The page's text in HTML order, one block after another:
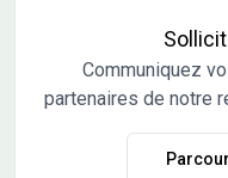
lumière tout au long de
s'ouvrent sur de belles
bleu du Léman. Cette adresse privilégiée conjugue calme
absolu, proximité du
commerces et des
de 750 000 € Livraison
Communiquez
partenaires de notre